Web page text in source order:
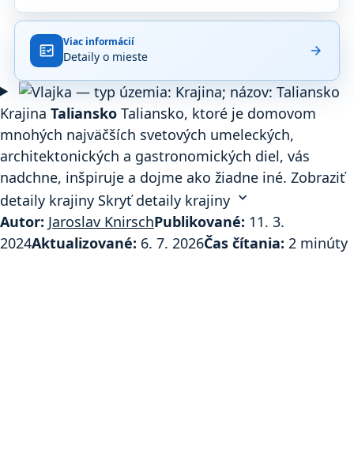
z
na
základe
370
hodnotení
na
Google
Maps.
fact_check Viac informácií
Detaily o mieste arrow_forward
Krajina Taliansko Taliansko, ktoré je domovom
mnohých najväčších svetových umeleckých,
architektonických a gastronomických diel, vás
nadchne, inšpiruje a dojme ako žiadne iné. Zobraziť
detaily krajiny Skryť detaily krajiny expand_more
Autor: Jaroslav KnirschPublikované: 11. 3.
2024Aktualizované: 6. 7. 2026Čas čítania: 2 minúty